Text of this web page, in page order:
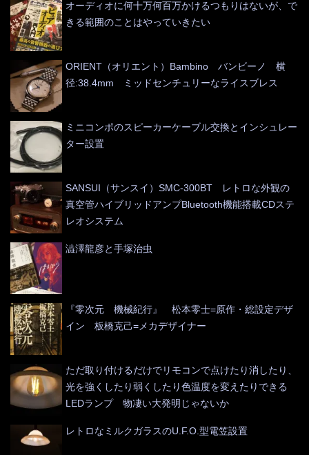
オーディオに何十万何百万かけるつもりはないが、で
きる範囲のことはやっていきたい
ORIENT（オリエント）Bambino バンビーノ 横
径:38.4mm ミッドセンチュリーなライスブレス
ミニコンポのスピーカーケーブル交換とインシュレー
ター設置
SANSUI（サンスイ）SMC-300BT レトロな外観の
真空管ハイブリッドアンプBluetooth機能搭載CDステ
レオシステム
澁澤龍彦と手塚治虫
『零次元 機械紀行』 松本零士=原作・総設定デザ
イン 板橋克己=メカデザイナー
ただ取り付けるだけでリモコンで点けたり消したり、
光を強くしたり弱くしたり色温度を変えたりできる
LEDランプ 物凄い大発明じゃないか
レトロなミルクガラスのU.F.O.型電笠設置